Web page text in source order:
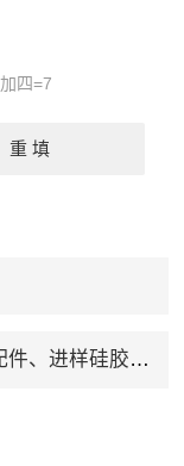
四=7
路垫、顶空瓶等色谱仪配件